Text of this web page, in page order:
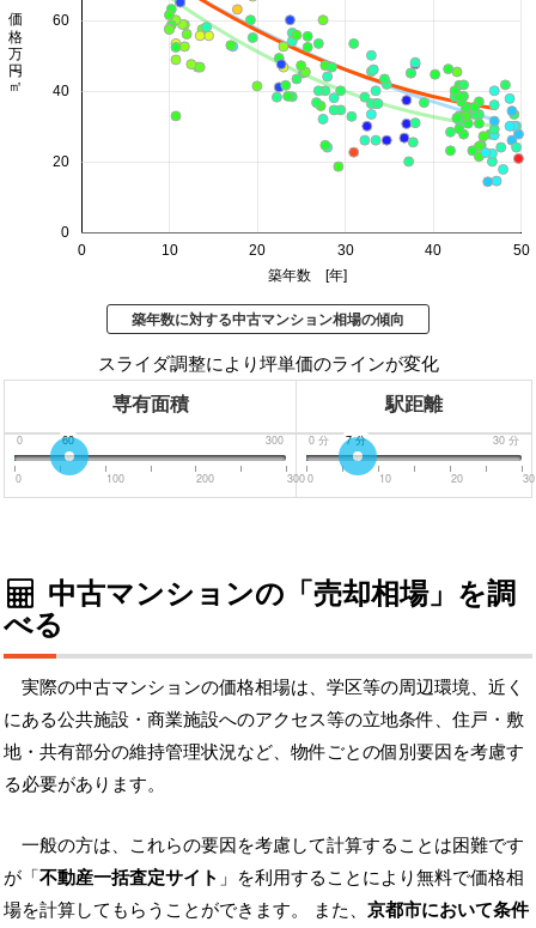
0 10 20 30 40 50
0
20
40
60
築年数 [年]
価格 万円/㎡
築年数に対する中古マンション相場の傾向
スライダ調整により坪単価のラインが変化
専有面積 駅距離
0 300
60
0 100 200 300
0 分 30 分
7分
0 10 20 30
中古マンションの「売却相場」を調
べる
実際の中古マンションの価格相場は、学区等の周辺環境、近く
にある公共施設・商業施設へのアクセス等の立地条件、住戸・敷
地・共有部分の維持管理状況など、物件ごとの個別要因を考慮す
る必要があります。
一般の方は、これらの要因を考慮して計算することは困難です
が「不動産一括査定サイト 」を利用することにより無料で価格相
場を計算してもらうことができます。 また、 京都市において条件